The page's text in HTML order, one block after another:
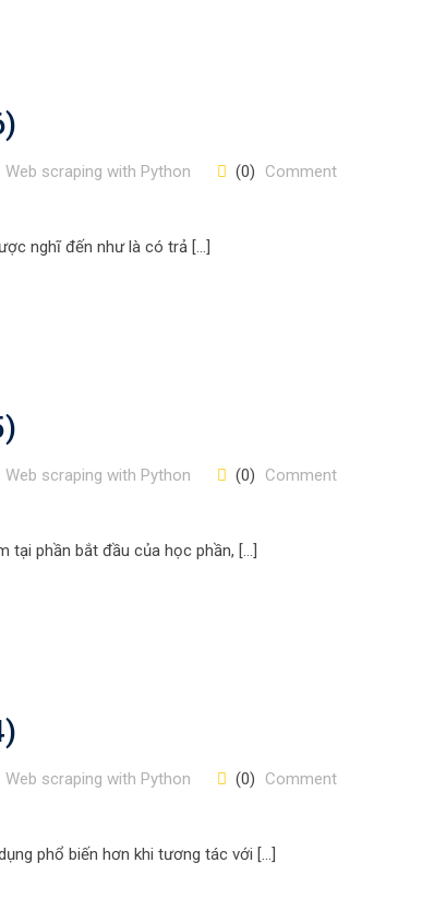
Web scraping with Python (0) Comment
nghĩ đến như là có trả […]
Web scraping with Python (0) Comment
tại phần bắt đầu của học phần, […]
Web scraping with Python (0) Comment
phổ biến hơn khi tương tác với […]